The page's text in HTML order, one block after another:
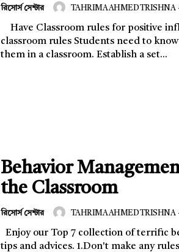
রিসোর্স সেন্টার TAHRIMA AHMED TRISHNA
classroom rules Students need to know what is expected of
them in a classroom. Establish a set...
Behavior
the Classroom
রিসোর্স সেন্টার TAHRIMA AHMED TRISHNA
tips and advices. 1.Don't make any rules for your class that